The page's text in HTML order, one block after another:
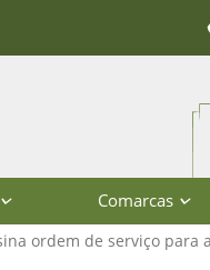
Comarcas
ordem de serviço